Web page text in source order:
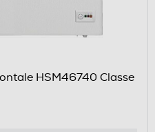
HSM46740 Classe